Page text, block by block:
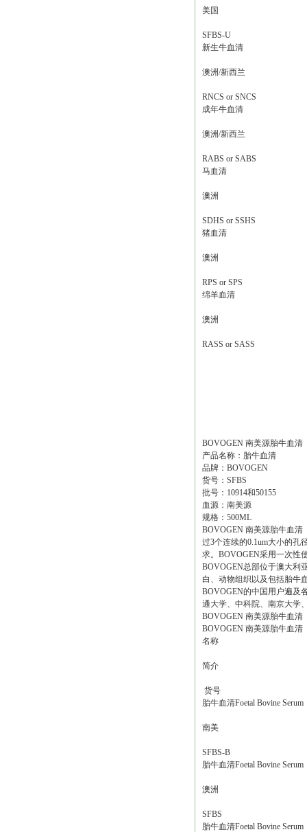
美国
SFBS-U
新生牛血清
澳洲/新西兰
RNCS or SNCS
成年牛血清
澳洲/新西兰
RABS or SABS
马血清
澳洲
SDHS or SSHS
猪血清
澳洲
RPS or SPS
绵羊血清
澳洲
RASS or SASS
BOVOGEN 南美源胎牛血清
产品名称：胎牛血清
品牌：BOVOGEN
货号：SFBS
批号：10914和50155
血源：南美源
规格：500ML
BOVOGEN 南美源胎牛血清
过3个连续的0.1um大小的孔
求。BOVOGEN采用一次性
BOVOGEN总部位于澳大利
白、动物组织以及包括胎牛
BOVOGEN的中国用户遍及
通大学、中科院、南京大学
BOVOGEN 南美源胎牛血
BOVOGEN 南美源胎牛血清
名称
简介
货号
胎牛血清Foetal Bovine Serum
南美
SFBS-B
胎牛血清Foetal Bovine Serum
澳洲
SFBS
胎牛血清Foetal Bovine Serum